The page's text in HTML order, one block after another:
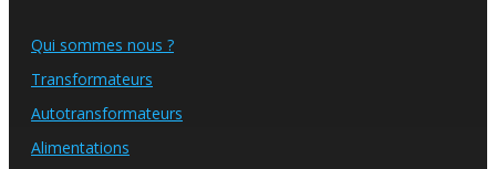
Qui sommes nous ?
Transformateurs
Autotransformateurs
Alimentations